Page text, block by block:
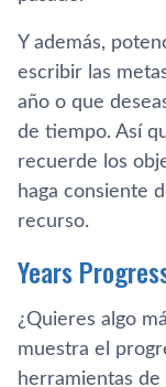
Y además,
escribir las
año o que
de tiempo. Así
recuerde los
haga consiente
recurso.
Years
¿Quieres algo
muestra el
herramientas